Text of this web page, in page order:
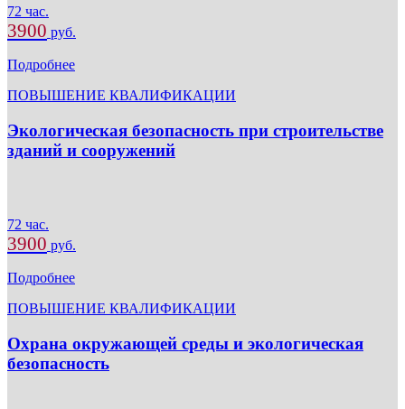
72 час.
3900 руб.
Подробнее
ПОВЫШЕНИЕ КВАЛИФИКАЦИИ
Экологическая безопасность при строительстве
зданий и сооружений
72 час.
3900 руб.
Подробнее
ПОВЫШЕНИЕ КВАЛИФИКАЦИИ
Охрана окружающей среды и экологическая
безопасность